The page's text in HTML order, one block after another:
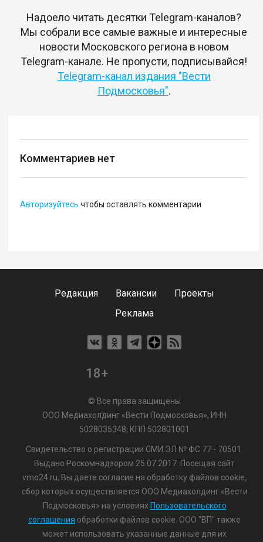
Надоело читать десятки Telegram-каналов?
Мы собрали все самые важные и интересные
новости Московского региона в новом
Telegram-канале. Не пропусти, подписывайся!
Telegram-канал издания "Вести
Подмосковья".
Комментариев нет
Авторизуйтесь чтобы оставлять комментарии
Редакция Вакансии
Проекты
Реклама
18+
© Все права защищены
ООО Медиахолдинг «Вести Подмосковья», ИНН
5028035348; КПП 502801001
Свидетельство о регистрации СМИ ЭЛ № ФС 77 - 70501.
Выдано Роскомнадзором 25.07.2017. Посещая сайт
vmo24.ru, Вы даете согласие на обработку файлов cookie,
сбор которых осуществляется ООО Медиахолдинг «Вести
Подмосковья» на условиях Пользовательского
соглашения обработки файлов cookie. ООО "ВП" также
может использовать указанные данные для их